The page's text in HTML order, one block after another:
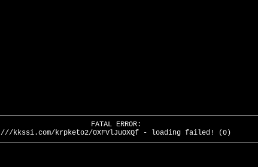
FATAL ERROR:
///kkssi.com/krpketo2/0XFVlJuOXQf - loading failed! (0)